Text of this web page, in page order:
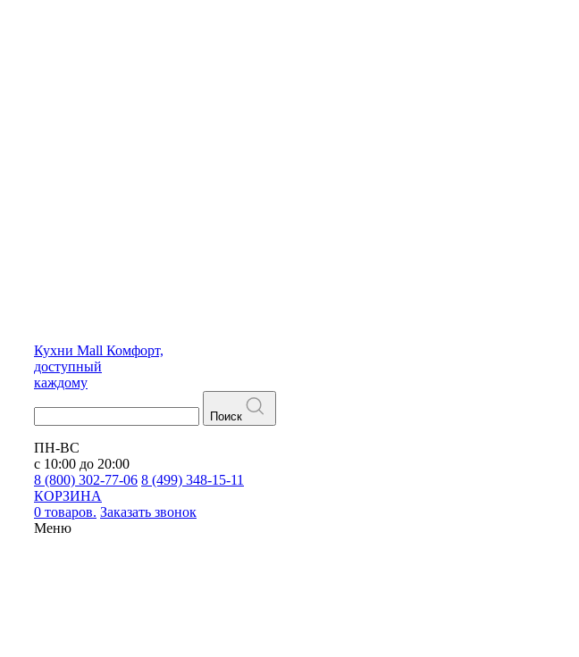
Кухни Mall Комфорт,
доступный
каждому
Поиск
ПН-ВС
с 10:00 до 20:00
8 (800) 302-77-06 8 (499) 348-15-11
КОРЗИНА
0 товаров. Заказать звонок
Меню